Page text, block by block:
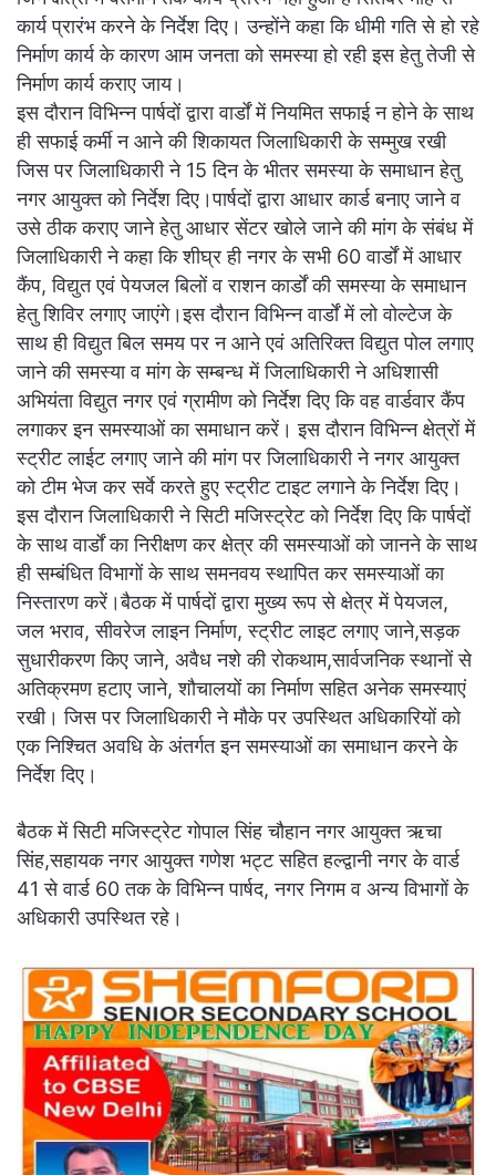
कार्य प्रारंभ करने के निर्देश दिए। उन्होंने कहा कि धीमी गति से हो रहे
निर्माण कार्य के कारण आम जनता को समस्या हो रही इस हेतु तेजी से
निर्माण कार्य कराए जाय।
इस दौरान विभिन्न पार्षदों द्वारा वार्डों में नियमित सफाई न होने के साथ
ही सफाई कर्मी न आने की शिकायत जिलाधिकारी के सम्मुख रखी
जिस पर जिलाधिकारी ने 15 दिन के भीतर समस्या के समाधान हेतु
नगर आयुक्त को निर्देश दिए।पार्षदों द्वारा आधार कार्ड बनाए जाने व
उसे ठीक कराए जाने हेतु आधार सेंटर खोले जाने की मांग के संबंध में
जिलाधिकारी ने कहा कि शीघ्र ही नगर के सभी 60 वार्डों में आधार
कैंप, विद्युत एवं पेयजल बिलों व राशन कार्डों की समस्या के समाधान
हेतु शिविर लगाए जाएंगे।इस दौरान विभिन्न वार्डों में लो वोल्टेज के
साथ ही विद्युत बिल समय पर न आने एवं अतिरिक्त विद्युत पोल लगाए
जाने की समस्या व मांग के सम्बन्ध में जिलाधिकारी ने अधिशासी
अभियंता विद्युत नगर एवं ग्रामीण को निर्देश दिए कि वह वार्डवार कैंप
लगाकर इन समस्याओं का समाधान करें। इस दौरान विभिन्न क्षेत्रों में
स्ट्रीट लाईट लगाए जाने की मांग पर जिलाधिकारी ने नगर आयुक्त
को टीम भेज कर सर्वे करते हुए स्ट्रीट टाइट लगाने के निर्देश दिए।
इस दौरान जिलाधिकारी ने सिटी मजिस्ट्रेट को निर्देश दिए कि पार्षदों
के साथ वार्डों का निरीक्षण कर क्षेत्र की समस्याओं को जानने के साथ
ही सम्बंधित विभागों के साथ समनवय स्थापित कर समस्याओं का
निस्तारण करें।बैठक में पार्षदों द्वारा मुख्य रूप से क्षेत्र में पेयजल,
जल भराव, सीवरेज लाइन निर्माण, स्ट्रीट लाइट लगाए जाने,सड़क
सुधारीकरण किए जाने, अवैध नशे की रोकथाम,सार्वजनिक स्थानों से
अतिक्रमण हटाए जाने, शौचालयों का निर्माण सहित अनेक समस्याएं
रखी। जिस पर जिलाधिकारी ने मौके पर उपस्थित अधिकारियों को
एक निश्चित अवधि के अंतर्गत इन समस्याओं का समाधान करने के
निर्देश दिए।
बैठक में सिटी मजिस्ट्रेट गोपाल सिंह चौहान नगर आयुक्त ऋचा
सिंह,सहायक नगर आयुक्त गणेश भट्ट सहित हल्द्वानी नगर के वार्ड
41 से वार्ड 60 तक के विभिन्न पार्षद, नगर निगम व अन्य विभागों के
अधिकारी उपस्थित रहे।